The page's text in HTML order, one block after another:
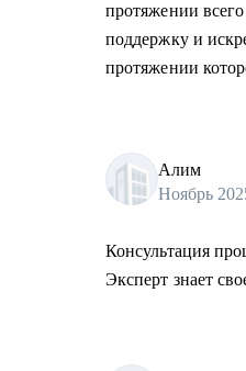
протяжении
поддержку и
протяжении
Алим
Ноябрь
Консультация
Эксперт знает